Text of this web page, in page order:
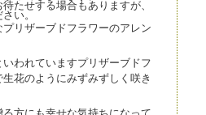
たせする場合もありますが、
い。
リザーブドフラワーのアレン
いわれていますプリザーブドフ
花のようにみずみずしく咲き